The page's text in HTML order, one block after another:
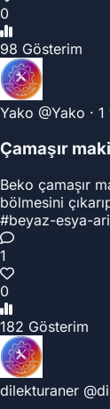
0
98 Gösterim
Yako @Yako · 1
Çamaşır
Beko çamaşır
bölmesini
#beyaz-esya-
1
0
182 Gösterim
dilekturaner